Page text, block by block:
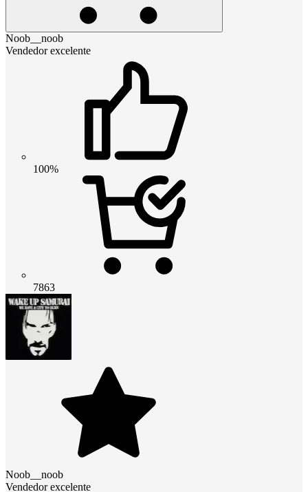
Noob__noob
Vendedor excelente
100%
7863
Noob__noob
Vendedor excelente